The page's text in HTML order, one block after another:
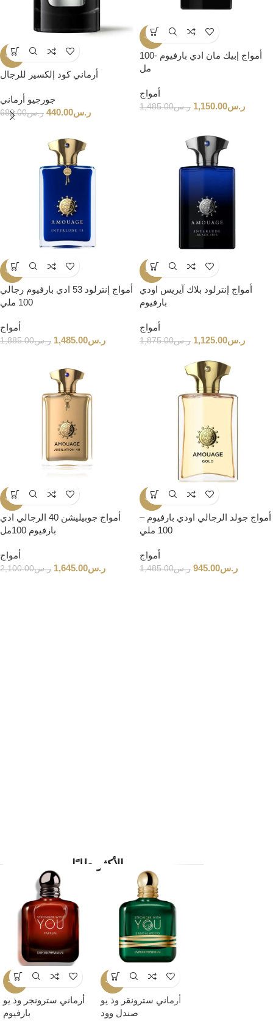
-35%
أرماني كود إلكسير للرجال
جورجيو أرماني
ر.س680.00 ر.س440.00
-23%
أمواج إبيك مان ادي بارفيوم -100
مل
أمواج
ر.س1,485.00 ر.س1,150.00
-21%
أمواج إنترلود 53 ادي بارفيوم رجالي
100 ملي
أمواج
ر.س1,885.00 ر.س1,485.00
-40%
أمواج إنترلود بلاك آيريس اودي
بارفيوم
أمواج
ر.س1,875.00 ر.س1,125.00
-22%
أمواج جوبيليشن 40 الرجالي ادي
بارفيوم 100مل
أمواج
ر.س2,100.00 ر.س1,645.00
-36%
أمواج جولد الرجالي اودي بارفيوم –
100 ملي
أمواج
ر.س1,485.00 ر.س945.00
الأكثر طلبًا
-19%
أرماني سترونجر وذ يو
بارفيوم
-35%
أرماني سترونقر وذ يو
صندل وود